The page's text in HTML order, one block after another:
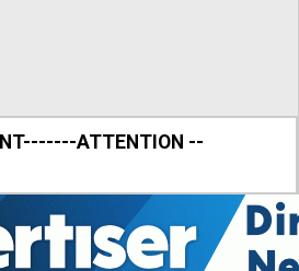
ATTENTION --